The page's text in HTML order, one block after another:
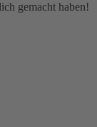
gemacht haben!